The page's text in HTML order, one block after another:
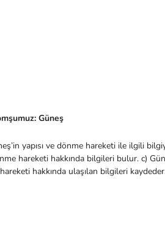
Güneş
yapısı ve dönme hareketi ile ilgili
hareketi hakkında bilgileri bulur. c)
hakkında ulaşılan bilgileri